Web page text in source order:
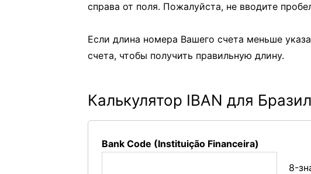
справа от поля. Пожалуйста, не вводите
Если длина номера Вашего счета меньше
счета, чтобы получить правильную длину.
Калькулятор IBAN для
Bank Code (Instituição Financeira)
8-